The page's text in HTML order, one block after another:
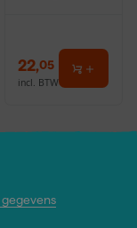
22,05
incl. BTW